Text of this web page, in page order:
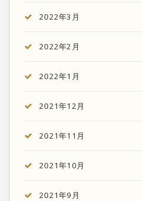
2022年3月
2022年2月
2022年1月
2021年12月
2021年11月
2021年10月
2021年9月